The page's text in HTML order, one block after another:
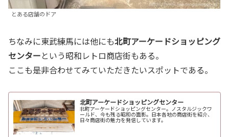
とある店舗のドア
ちなみに東武練馬には他にも北町アーケードショッピング
センターという昭和レトロ商店街もある。
ここも是非合わせてみていただきたいスポットである。
北町アーケードショッピングセンター
北町アーケードショッピングセンター。ノスタルジックワ
ールド、今も残る昭和の面影。日本各地の商店街を紹介、
日々商店街の魅力を発信しています。